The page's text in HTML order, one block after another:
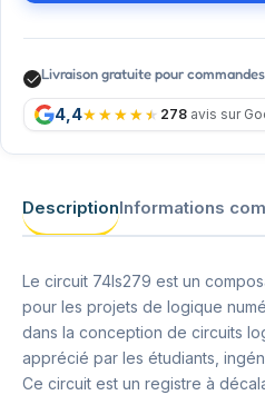
Livraison gratuite pour
4,4 278 avis sur
DescriptionInformations
Le circuit 74ls279 est un
pour les projets de logique
dans la conception de circuits
apprécié par les étudiants,
Ce circuit est un registre à